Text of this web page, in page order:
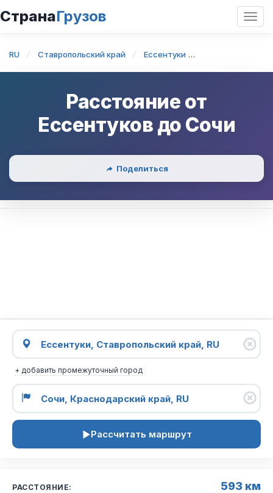
СтранаГрузов
RU Ставропольский край Ессентуки
Расстояние от
Ессентуков до Сочи
Поделиться
+ добавить промежуточный город
Рассчитать маршрут
РАССТОЯНИЕ: 593 км